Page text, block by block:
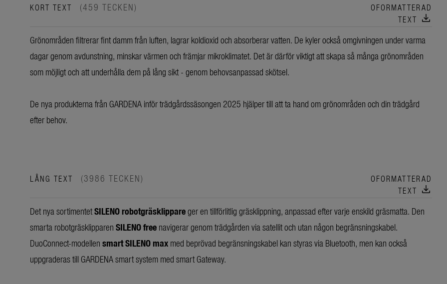
KORT TEXT (459 TECKEN)
OFORMATTERAD
TEXT download
Grönområden filtrerar fint damm från luften, lagrar koldioxid och absorberar vatten. De kyler också omgivningen under varma
dagar genom avdunstning, minskar värmen och främjar mikroklimatet. Det är därför viktigt att skapa så många grönområden
som möjligt och att underhålla dem på lång sikt - genom behovsanpassad skötsel.
De nya produkterna från GARDENA inför trädgårdssäsongen 2025 hjälper till att ta hand om grönområden och din trädgård
efter behov.
LÅNG TEXT (3986 TECKEN)
OFORMATTERAD
TEXT download
Det nya sortimentetSILENO robotgräsklippareger en tillförlitlig gräsklippning, anpassad efter varje enskild gräsmatta. Den
smarta robotgräsklipparen SILENO free navigerar genom trädgården via satellit och utan någon begränsningskabel.
DuoConnect-modellen smart SILENO max med beprövad begränsningskabel kan styras via Bluetooth, men kan också
uppgraderas till GARDENA smart system med smart Gateway.